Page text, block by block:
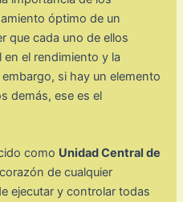
óptimo de un
que cada uno de ellos
el rendimiento y la
si hay un elemento
demás, ese es el
como Unidad Central de
de cualquier
ejecutar y controlar todas